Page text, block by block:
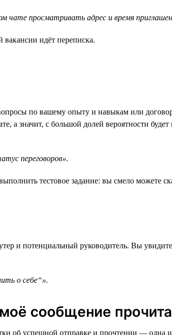
чате просматривать адрес и время
вакансии идёт переписка.
по вашему опыту и навыкам или
а значит, с большой долей вероятности
переговоров».
тестовое задание: вы смело можете
и потенциальный руководитель. Вы
о себе“».
сообщение
об успешной отправке и прочтении — одна